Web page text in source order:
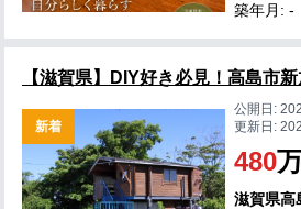
築年月: -
【滋賀県】DIY好き必見！高島市
新着
公開日:
更新日:
480
滋賀県高